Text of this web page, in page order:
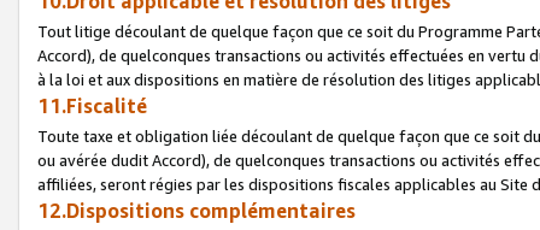
Tout litige découlant de quelque façon que ce soit du Programme
Accord), de quelconques transactions ou activités effectuées en vertu
à la loi et aux dispositions en matière de résolution des litiges
11.Fiscalité
Toute taxe et obligation liée découlant de quelque façon que ce soit
ou avérée dudit Accord), de quelconques transactions ou activités
affiliées, seront régies par les dispositions fiscales applicables au Site
12.Dispositions complémentaires